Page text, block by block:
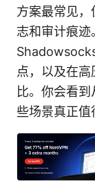
方案最常见，
志和审计痕
点，以及在
比。你会看
些场景真正值